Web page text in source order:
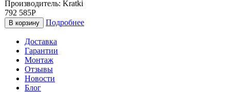
Производитель: Kratki
792 585Р
В корзину Подробнее
Доставка
Гарантии
Монтаж
Отзывы
Новости
Блог